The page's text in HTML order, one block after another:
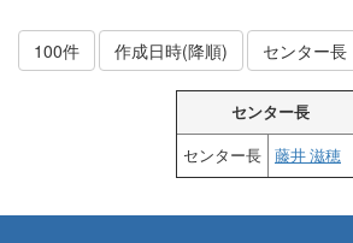
100件 作成日時(降順) センター長
センター長
センター長
藤井 滋穂